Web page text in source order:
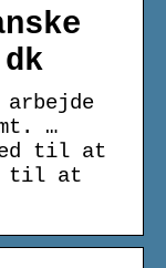
arbejde
…
til at
til at